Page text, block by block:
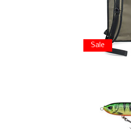
Sale